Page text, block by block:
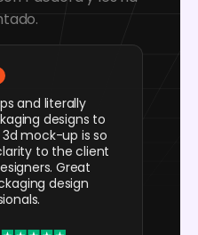
and literally
designs to
mock-up is so
to the client
Great
design